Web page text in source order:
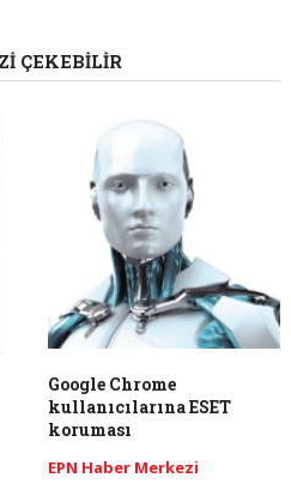
ÇEKEBILIR
Google Chrome
kullanıcılarına ESET
koruması
EPN Haber Merkezi